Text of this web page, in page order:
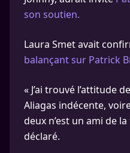
son soutien.
Laura Smet avait
balançant sur Patrick
« J’ai trouvé l’attitude
Aliagas indécente,
deux n’est un ami de
déclaré.